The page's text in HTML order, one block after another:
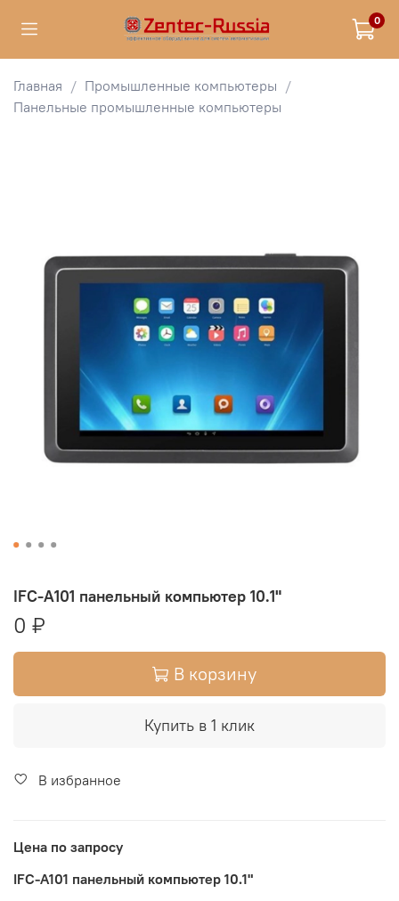
0
Главная
Промышленные компьютеры
Панельные промышленные компьютеры
IFC-A101 панельный компьютер 10.1"
0 ₽
В корзину
Купить в 1 клик
В избранное
Цена по запросу
IFC-A101 панельный компьютер 10.1"